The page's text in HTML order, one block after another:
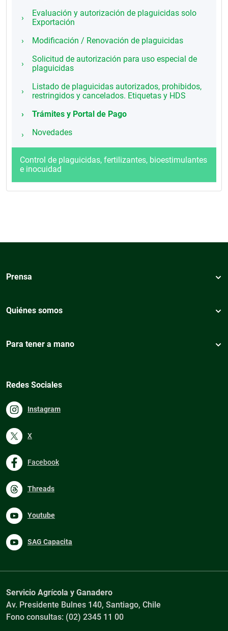
Evaluación y autorización de plaguicidas solo
Exportación
Modificación / Renovación de plaguicidas
Solicitud de autorización para uso especial de
plaguicidas
Listado de plaguicidas autorizados, prohibidos,
restringidos y cancelados. Etiquetas y HDS
Trámites y Portal de Pago
Novedades
Control de plaguicidas, fertilizantes, bioestimulantes
e inocuidad
Prensa
Quiénes somos
Para tener a mano
Redes Sociales
Instagram
X
Facebook
Threads
Youtube
SAG Capacita
Servicio Agrícola y Ganadero
Av. Presidente Bulnes 140, Santiago, Chile
Fono consultas: (02) 2345 11 00